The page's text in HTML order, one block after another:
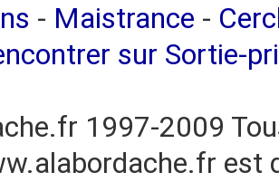
- Maistrance -
sur Sortie-
1997-2009
est